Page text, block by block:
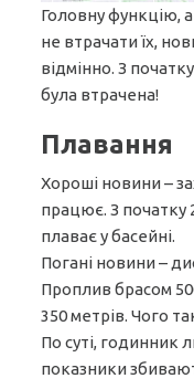
Головну функцію, а
не втрачати їх,
відмінно. З
була втрачена!
Плавання
Хороші новини –
працює. З початку
плаває у басейні.
Погані новини –
Проплив брасом
350 метрів. Чого
По суті, годинник
показники